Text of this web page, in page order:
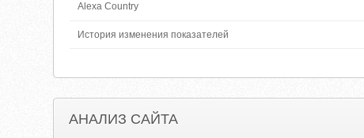
Alexa Country
История изменения показателей
АНАЛИЗ САЙТА